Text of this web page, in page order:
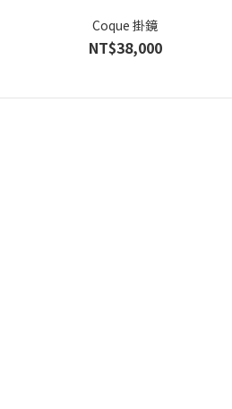
Coque 掛鏡
NT$38,000